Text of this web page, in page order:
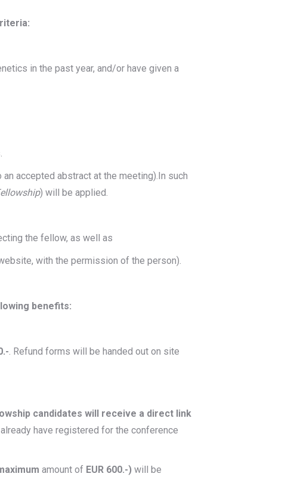
in the past year, and/or have given a
accepted abstract at the meeting).In such
) will be applied.
the fellow, as well as
with the permission of the person).
benefits:
. Refund forms will be handed out on site
candidates will receive a direct link
have registered for the conference
amount of EUR 600.-) will be